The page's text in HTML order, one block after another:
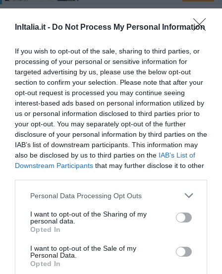
InItalia.it - Do Not Process My Personal Information
If you wish to opt-out of the sale, sharing to third parties, or
processing of your personal or sensitive information for
targeted advertising by us, please use the below opt-out
section to confirm your selection. Please note that after your
opt-out request is processed you may continue seeing
interest-based ads based on personal information utilized by
us or personal information disclosed to third parties prior to
your opt-out. You may separately opt-out of the further
disclosure of your personal information by third parties on the
IAB’s list of downstream participants. This information may
also be disclosed by us to third parties on the IAB’s List of
Downstream Participants that may further disclose it to other
Personal Data Processing Opt Outs
I want to opt-out of the Sharing of my
personal data.
Opted In
I want to opt-out of the Sale of my
Personal Data.
Opted In
Ottimo 8.2/10
TARIFFE
I Sette Borghi
4.33 kmdal centro
Eccezionale 10/10
TARIFFE
Relais Del Lago
14.18 km